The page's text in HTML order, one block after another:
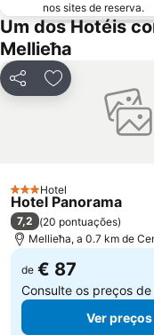
nos sites de reserva.
Um dos Hotéis
Mellieħa
PartilharAdicionar aos
3 Estrelas
Hotel
Hotel Panorama
7,2 (20 pontuações)
Mellieħa, a 0.7 km de
de € 87
Consulte os preços de
Ver preços